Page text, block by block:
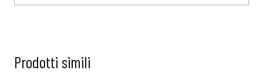
Prodotti simili